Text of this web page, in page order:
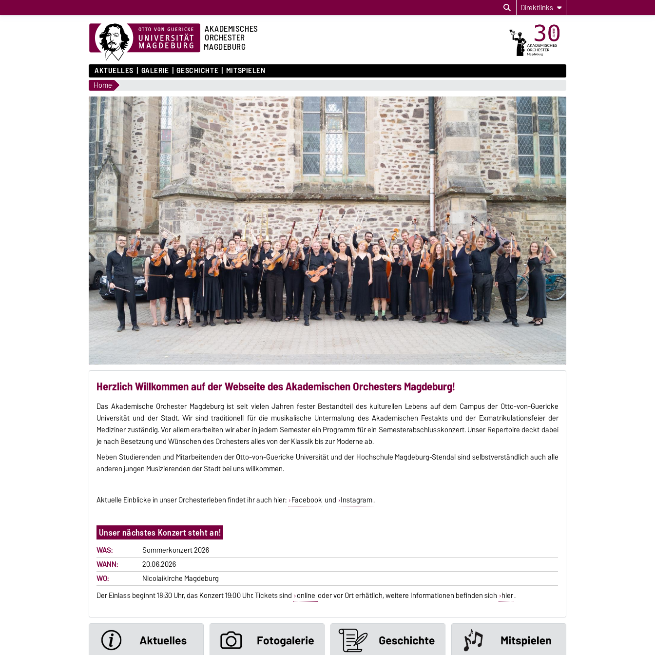
Direktlinks
AKADEMISCHES
ORCHESTER
MAGDEBURG
AKTUELLES GALERIE GESCHICHTE MITSPIELEN
Home
Herzlich Willkommen auf der Webseite des Akademischen Orchesters Magdeburg!
Das Akademische Orchester Magdeburg ist seit vielen Jahren fester Bestandteil des kulturellen Lebens auf dem Campus der Otto-von-Guericke
Universität und der Stadt.Wir sind traditionell für die musikalische Untermalung des Akademischen Festakts und der Exmatrikulationsfeier der
Mediziner zuständig. Vor allem erarbeiten wir aber in jedem Semester ein Programm für ein Semesterabschlusskonzert. Unser Repertoire deckt dabei
je nach Besetzung und Wünschen des Orchesters alles von der Klassik bis zur Moderne ab.
Neben Studierenden und Mitarbeitenden der Otto-von-Guericke Universität und der Hochschule Magdeburg-Stendal sind selbstverständlich auch alle
anderen jungen Musizierenden der Stadt bei uns willkommen.
Aktuelle Einblicke in unser Orchesterleben findet ihr auch hier: Facebook und Instagram.
Unser nächstes Konzert steht an!
WAS:
Sommerkonzert 2026
WANN:
20.06.2026
WO:
Nicolaikirche Magdeburg
Der Einlass beginnt 18:30 Uhr, das Konzert 19:00 Uhr. Tickets sind online oder vor Ort erhätlich, weitere Informationen befinden sich hier.